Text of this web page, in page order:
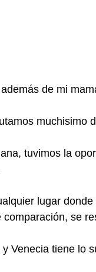
de mi
muchisimo
tuvimos la
lugar
comparación, se
Venecia tiene lo